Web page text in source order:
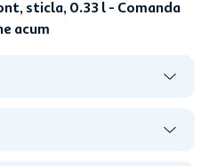
sticla, 0.33 l - Comanda
acum